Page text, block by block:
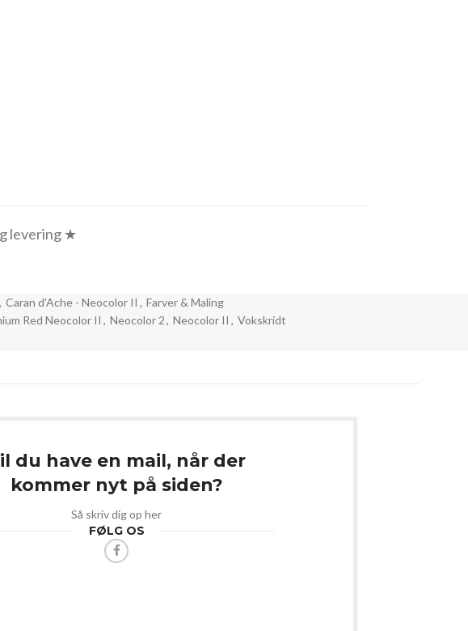
levering ★
, Caran d'Ache - Neocolor II , Farver & Maling
Red Neocolor II , Neocolor 2, Neocolor II , Vokskridt
du have en mail, når der
kommer nyt på siden?
Så skriv dig op her
FØLG OS